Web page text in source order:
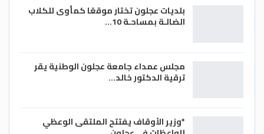
بلديات عجلون تختار موقعًا كمأوى للكلاب
الضالـة بمساحـة 10…
مجلس عمداء جامعة عجلون الوطنية يقر
ترقية الدكتور خالد…
*وزير الأوقاف يفتتح الملتقى الوعظي